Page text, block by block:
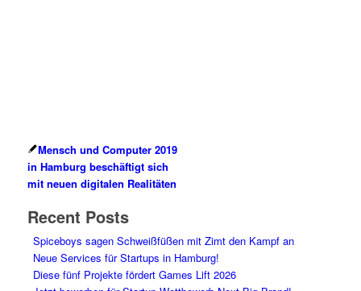
Mensch und Computer 2019
in Hamburg beschäftigt sich
mit neuen digitalen Realitäten
Recent Posts
Spiceboys sagen Schweißfüßen mit Zimt den Kampf an
Neue Services für Startups in Hamburg!
Diese fünf Projekte fördert Games Lift 2026